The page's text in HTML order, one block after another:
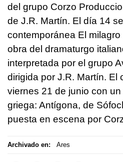
del grupo Corzo
de J.R. Martín. El día 14
contemporánea El
obra del dramaturgo
interpretada por el grupo
dirigida por J.R. Martín. El
viernes 21 de junio con
griega: Antígona, de
puesta en escena por
Archivado en: Ares